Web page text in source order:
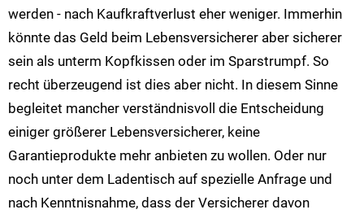
werden - nach Kaufkraftverlust eher weniger. Immerhin
könnte das Geld beim Lebensversicherer aber sicherer
sein als unterm Kopfkissen oder im Sparstrumpf. So
recht überzeugend ist dies aber nicht. In diesem Sinne
begleitet mancher verständnisvoll die Entscheidung
einiger größerer Lebensversicherer, keine
Garantieprodukte mehr anbieten zu wollen. Oder nur
noch unter dem Ladentisch auf spezielle Anfrage und
nach Kenntnisnahme, dass der Versicherer davon